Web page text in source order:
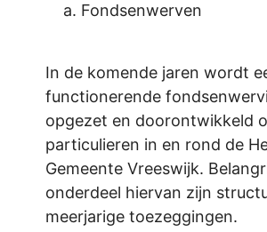
Fondsenwerven
In de komende jaren wordt
functionerende
opgezet en doorontwikkeld
particulieren in en rond de
Gemeente Vreeswijk.
onderdeel hiervan zijn
meerjarige toezeggingen.